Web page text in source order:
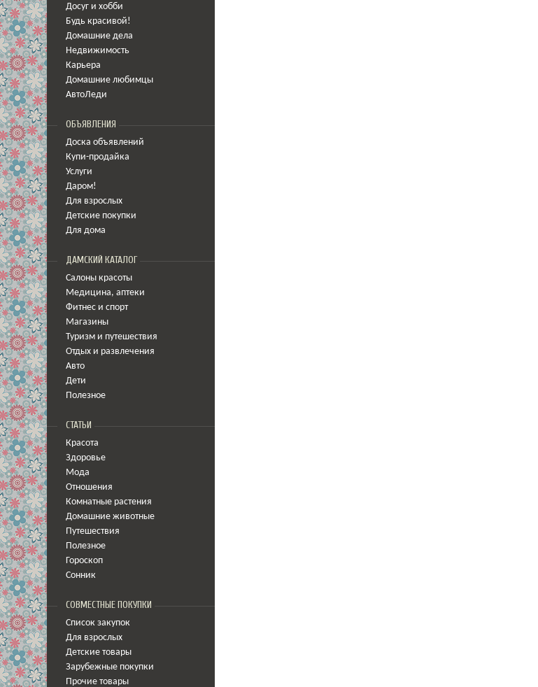
Досуг и хобби
Будь красивой!
Домашние дела
Недвижимость
Карьера
Домашние любимцы
АвтоЛеди
ОБЪЯВЛЕНИЯ
Доска объявлений
Купи-продайка
Услуги
Даром!
Для взрослых
Детские покупки
Для дома
ДАМСКИЙ КАТАЛОГ
Салоны красоты
Медицина, аптеки
Фитнес и спорт
Магазины
Туризм и путешествия
Отдых и развлечения
Авто
Дети
Полезное
СТАТЬИ
Красота
Здоровье
Мода
Отношения
Комнатные растения
Домашние животные
Путешествия
Полезное
Гороскоп
Сонник
СОВМЕСТНЫЕ ПОКУПКИ
Список закупок
Для взрослых
Детские товары
Зарубежные покупки
Прочие товары